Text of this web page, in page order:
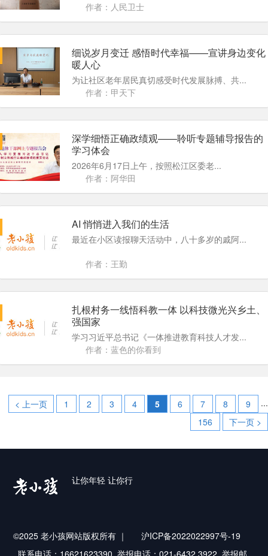
作者：人民卫士
细说岁月变迁 感悟时代幸福——宣讲身边变化
暖人心
为让社区老年居民真切感受时代发展脉搏、共...
作者：甲天下
深学细悟正确政绩观——聆听专题辅导报告的
学习体会
2026年6月17日上午，按照松江区委老...
作者：阿华田
AI 悄悄进入我们的生活
最近在小区读报聊天活动中，八十多岁的戚阿...
作者：王勤
扎根村务一线悟科教一体 以科技微光兴乡土、
强国家
学习习近平总书记《一体推进教育科技人才发...
作者：蓝色的你看到
< 上一页 1 2 3 4 5 6 7 8 9
...
156
下一页 >
让你年轻 让你行
©2025 老小孩网站版权所有 ｜
沪ICP备2022022997号-19